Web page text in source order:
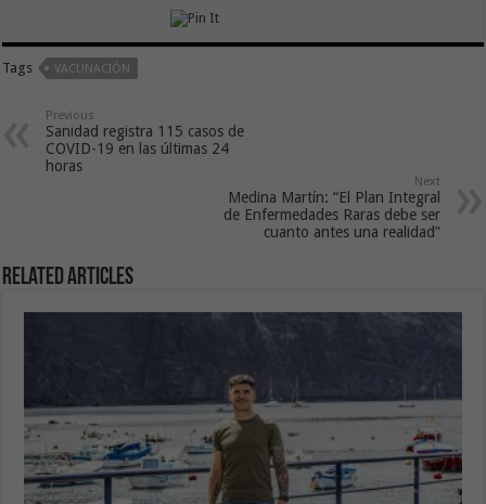
Tags VACUNACIÓN
Previous
Sanidad registra 115 casos de
COVID-19 en las últimas 24
horas
Next
Medina Martín: “El Plan Integral
de Enfermedades Raras debe ser
cuanto antes una realidad”
Related Articles